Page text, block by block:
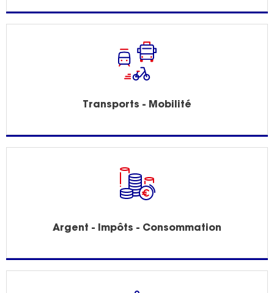
Transports - Mobilité
Argent - Impôts - Consommation